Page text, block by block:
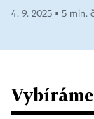
4. 9. 2025 ▪ 5 min.